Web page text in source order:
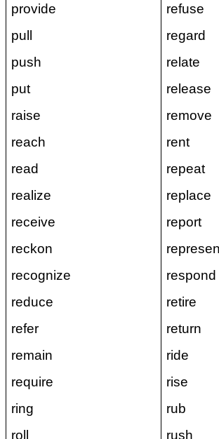
provide
pull
push
put
raise
reach
read
realize
receive
reckon
recognize
reduce
refer
remain
require
ring
roll
refuse
regard
relate
release
remove
rent
repeat
replace
report
respond
retire
return
ride
rise
rub
rush